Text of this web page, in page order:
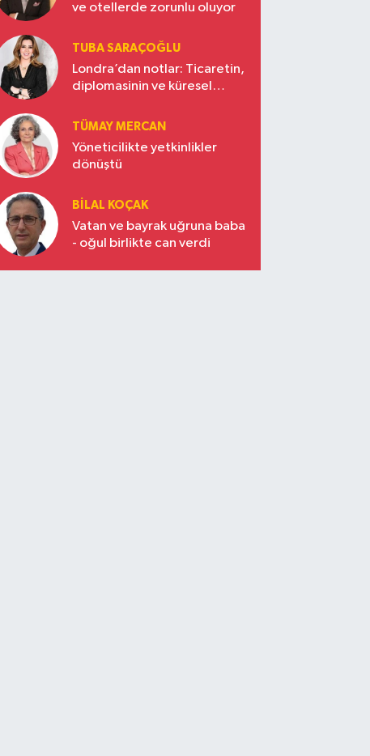
ve otellerde zorunlu oluyor
TUBA SARAÇOĞLU
Londra’dan notlar: Ticaretin,
diplomasinin ve küresel
Türkiye’nin yükselen gücü
TÜMAY MERCAN
Yöneticilikte yetkinlikler
dönüştü
BILAL KOÇAK
Vatan ve bayrak uğruna baba
- oğul birlikte can verdi